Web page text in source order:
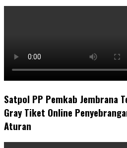
Satpol PP Pemkab Jembrana
Gray Tiket Online
Aturan